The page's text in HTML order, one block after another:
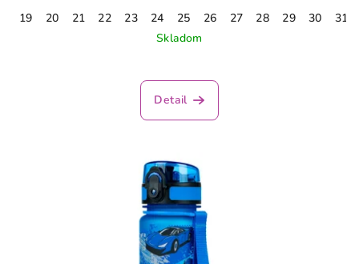
19 20 21 22 23 24 25 26 27 28 29 30
31
Skladom
hodnotenie
produktu
5
hviezdičiek.
Detail